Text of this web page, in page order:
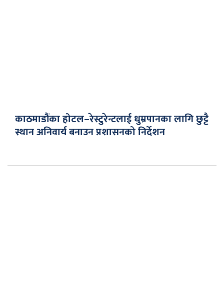
काठमाडौंका होटल–रेस्टुरेन्टलाई धुम्रपानका लागि छुट्टै
स्थान अनिवार्य बनाउन प्रशासनको निर्देशन